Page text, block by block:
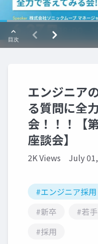
エンジニア
る質問に全
会！！！【
座談会】
2K Views July
#エンジニア採用
#新卒
#若手
#採用